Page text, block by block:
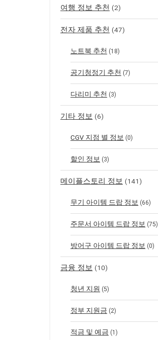
여행 정보 추천 (2)
전자 제품 추천 (47)
노트북 추천 (18)
공기청정기 추천 (7)
다리미 추천 (3)
기타 정보 (6)
CGV 지점 별 정보 (0)
할인 정보 (3)
메이플스토리 정보 (141)
무기 아이템 드랍 정보 (66)
주문서 아이템 드랍 정보 (75)
방어구 아이템 드랍 정보 (0)
금융 정보 (10)
청년 지원 (5)
정부 지원금 (2)
적금 및 예금 (1)